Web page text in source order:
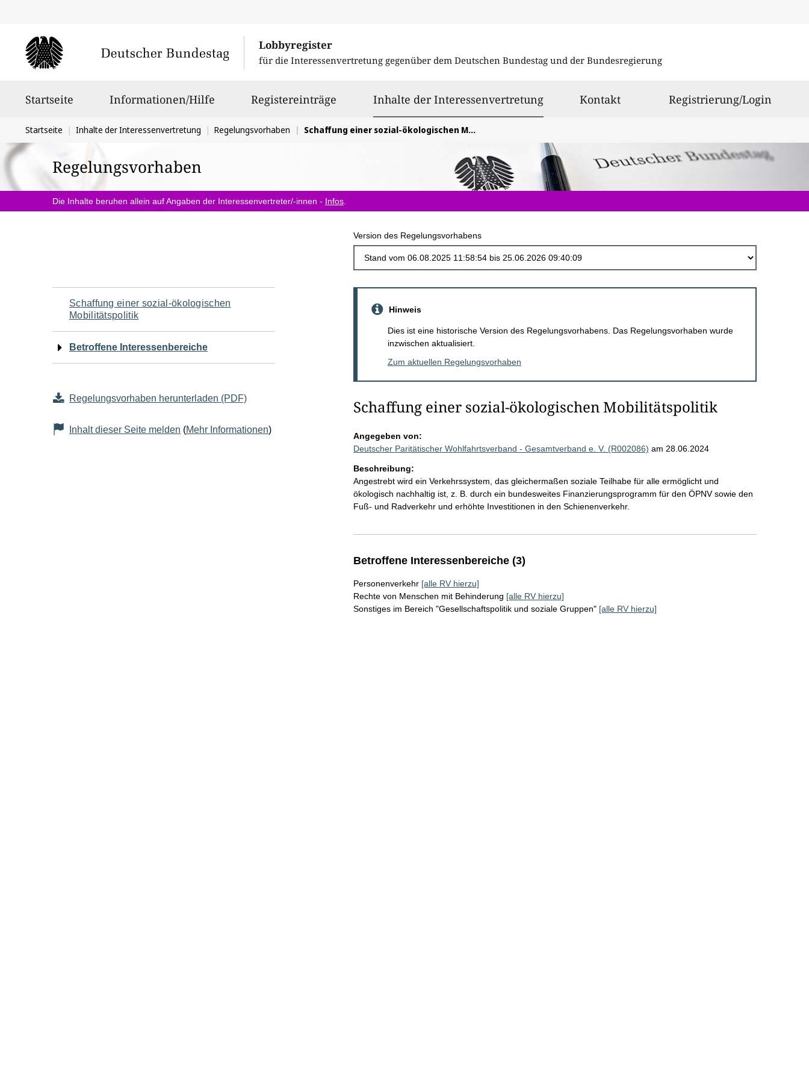
Lobbyregister
für die Interessenvertretung gegenüber dem Deutschen Bundestag und der Bundesregierung
Startseite Informationen/Hilfe Registereinträge Inhalte der Interessenvertretungausgewählt
Kontakt Registrierung/Login
Sie
befinden
sich
hier:
Startseite Inhalte der Interessenvertretung Regelungsvorhaben Schaffung einer sozial-ökologischen Mobilitätspolitik
Regelungsvorhaben
Die Inhalte beruhen allein auf Angaben der Interessenvertreter/-innen - Infos
Version des Regelungsvorhabens
Navigation
für
den
Seiteninhalt
Schaffung einer sozial-ökologischen
Mobilitätspolitik
Betroffene Interessenbereiche
Regelungsvorhaben herunterladen (PDF)
Inhalt dieser Seite melden (Mehr Informationen)
Hinweis
Dies ist eine historische Version des Regelungsvorhabens. Das Regelungsvorhaben wurde
inzwischen aktualisiert.
Zum aktuellen Regelungsvorhaben
Schaffung einer sozial-ökologischen Mobilitätspolitik
Angegeben von:
Deutscher Paritätischer Wohlfahrtsverband - Gesamtverband e. V. (R002086) am 28.06.2024
Beschreibung:
Angestrebt wird ein Verkehrssystem, das gleichermaßen soziale Teilhabe für alle ermöglicht und
ökologisch nachhaltig ist, z. B. durch ein bundesweites Finanzierungsprogramm für den ÖPNV sowie den
Fuß- und Radverkehr und erhöhte Investitionen in den Schienenverkehr.
Betroffene Interessenbereiche (3)
Personenverkehr [alle RV hierzu]
Rechte von Menschen mit Behinderung [alle RV hierzu]
Sonstiges im Bereich "Gesellschaftspolitik und soziale Gruppen" [alle RV hierzu]